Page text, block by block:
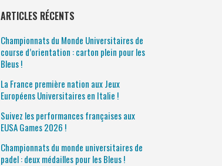
ARTICLES RÉCENTS
Championnats du Monde Universitaires de
course d’orientation : carton plein pour les
Bleus !
La France première nation aux Jeux
Européens Universitaires en Italie !
Suivez les performances françaises aux
EUSA Games 2026 !
Championnats du monde universitaires de
padel : deux médailles pour les Bleus !